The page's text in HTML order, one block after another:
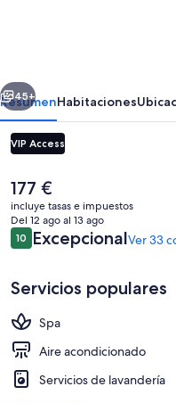
Luxury
Hotels
Siguiente
45+
ResumenHabitaciones
VIP Access
El
precio
actual
es
de
177 €
incluye tasas e impuestos
Del 12 ago al 13 ago
Comentarios
1010 de 10
ExcepcionalVer 33
Servicios populares
Spa
Aire acondicionado
Servicios de lavandería